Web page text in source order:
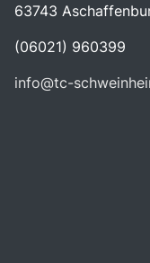
63743
(06021) 960399
info@tc-